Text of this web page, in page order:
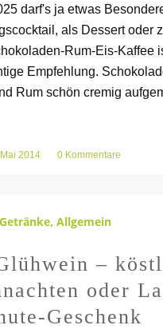
darf's ja etwas
als Dessert oder
Rum-Eis-Kaffee
Empfehlung.
Rum schön cremig
2014 0 Kommentare
Getränke,Allgemein
–
oder
Geschenk